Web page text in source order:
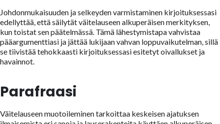
Johdonmukaisuuden ja selkeyden varmistaminen kirjoituksessasi
edellyttää, että säilytät väitelauseen alkuperäisen merkityksen,
kun toistat sen päätelmässä. Tämä lähestymistapa vahvistaa
pääargumenttiasi ja jättää lukijaan vahvan loppuvaikutelman, sillä
se tiivistää tehokkaasti kirjoituksessasi esitetyt oivallukset ja
havainnot.
Parafraasi
Väitelauseen muotoileminen tarkoittaa keskeisen ajatuksen